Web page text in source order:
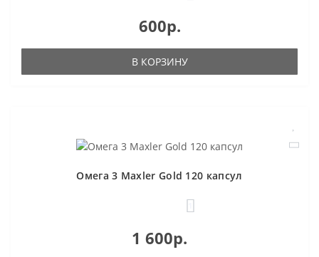
600р.
В КОРЗИНУ
Омега 3 Maxler Gold 120 капсул
1 600р.